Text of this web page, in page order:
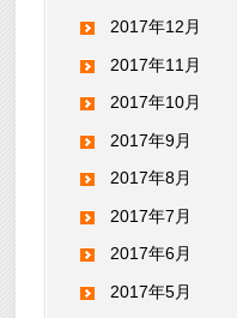
2017年12月
2017年11月
2017年10月
2017年9月
2017年8月
2017年7月
2017年6月
2017年5月